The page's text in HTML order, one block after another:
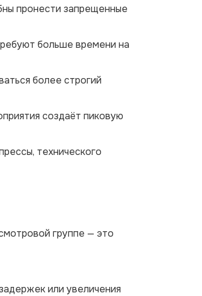
пронести запрещенные
больше времени на
более строгий
создаёт пиковую
технического
группе — это
или увеличения